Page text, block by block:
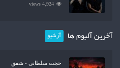
4,924 views
آخرین آلبوم ها آرشیو
حجت سلطانی - شفق